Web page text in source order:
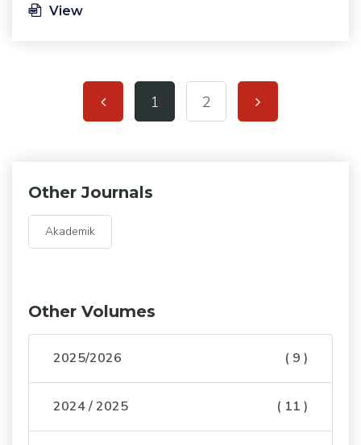
View
1 2
Other Journals
Akademik
Other Volumes
2025/2026 ( 9 )
2024 / 2025 ( 11 )